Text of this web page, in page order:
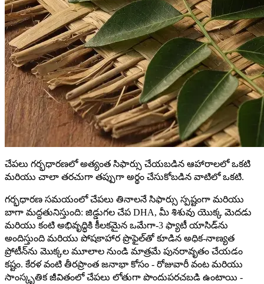
చేపలు గర్భధారణలో అత్యంత సిఫార్సు చేయబడిన ఆహారాలలో ఒకటి
మరియు చాలా తరచుగా తప్పుగా అర్థం చేసుకోబడిన వాటిలో ఒకటి.
గర్భధారణ సమయంలో చేపలు తినాలనే సిఫార్సు స్పష్టంగా మరియు
బాగా మద్దతునిస్తుంది: జిడ్డుగల చేప DHA, మీ శిశువు యొక్క మెదడు
మరియు కంటి అభివృద్ధికి కీలకమైన ఒమేగా-3 ఫ్యాటీ యాసిడ్‌ను
అందిస్తుంది మరియు పోషకాహార ప్రొఫైల్‌తో కూడిన అధిక-నాణ్యత
ప్రోటీన్‌ను మొక్కల మూలాల నుండి మాత్రమే పునరావృతం చేయడం
కష్టం. కేరళ వంటి తీరప్రాంత జనాభా కోసం - రోజువారీ వంట మరియు
సాంస్కృతిక జీవితంలో చేపలు లోతుగా పొందుపరచబడి ఉంటాయి -